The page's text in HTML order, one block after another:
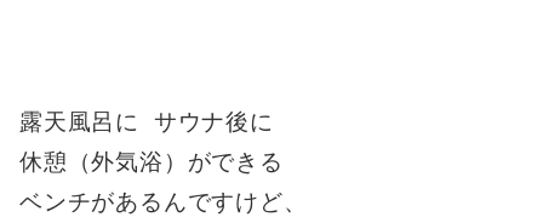
露天風呂に サウナ後に
休憩（外気浴）ができる
ベンチがあるんですけど、